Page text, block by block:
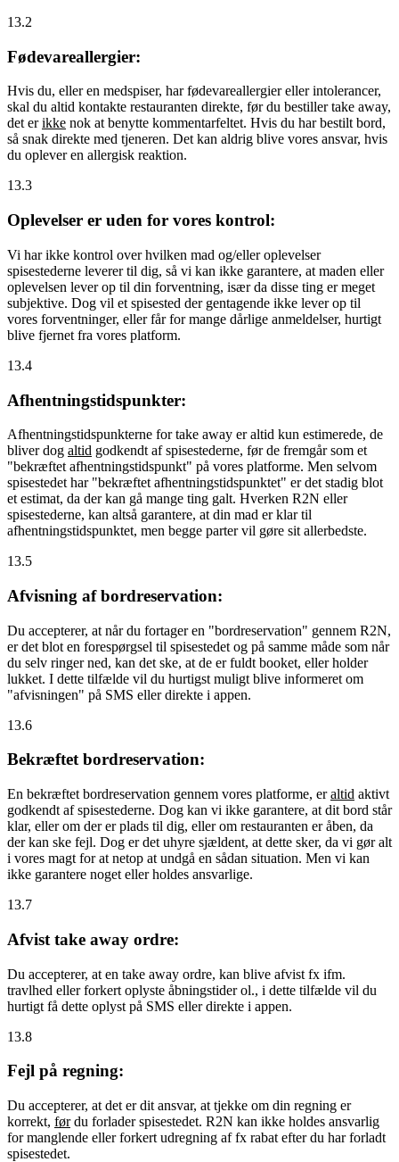
13.2
Fødevareallergier:
Hvis du, eller en medspiser, har fødevareallergier eller intolerancer,
skal du altid kontakte restauranten direkte, før du bestiller take away,
det erikke nok at benytte kommentarfeltet. Hvis du har bestilt bord,
så snak direkte med tjeneren. Det kan aldrig blive vores ansvar, hvis
du oplever en allergisk reaktion.
13.3
Oplevelser er uden for vores kontrol:
Vi har ikke kontrol over hvilken mad og/eller oplevelser
spisestederne leverer til dig, så vi kan ikke garantere, at maden eller
oplevelsen lever op til din forventning, især da disse ting er meget
subjektive. Dog vil et spisested der gentagende ikke lever op til
vores forventninger, eller får for mange dårlige anmeldelser, hurtigt
blive fjernet fra vores platform.
13.4
Afhentningstidspunkter:
Afhentningstidspunkterne for take away er altid kun estimerede, de
bliver dog altid godkendt af spisestederne, før de fremgår som et
"bekræftet afhentningstidspunkt" på vores platforme. Men selvom
spisestedet har "bekræftet afhentningstidspunktet" er det stadig blot
et estimat, da der kan gå mange ting galt. Hverken R2N eller
spisestederne, kan altså garantere, at din mad er klar til
afhentningstidspunktet, men begge parter vil gøre sit allerbedste.
13.5
Afvisning af bordreservation:
Du accepterer, at når du fortager en "bordreservation" gennem R2N,
er det blot en forespørgsel til spisestedet og på samme måde som når
du selv ringer ned, kan det ske, at de er fuldt booket, eller holder
lukket. I dette tilfælde vil du hurtigst muligt blive informeret om
"afvisningen" på SMS eller direkte i appen.
13.6
Bekræftet bordreservation:
En bekræftet bordreservation gennem vores platforme, eraltid aktivt
godkendt af spisestederne. Dog kan vi ikke garantere, at dit bord står
klar, eller om der er plads til dig, eller om restauranten er åben, da
der kan ske fejl. Dog er det uhyre sjældent, at dette sker, da vi gør alt
i vores magt for at netop at undgå en sådan situation. Men vi kan
ikke garantere noget eller holdes ansvarlige.
13.7
Afvist take away ordre:
Du accepterer, at en take away ordre, kan blive afvist fx ifm.
travlhed eller forkert oplyste åbningstider ol., i dette tilfælde vil du
hurtigt få dette oplyst på SMS eller direkte i appen.
13.8
Fejl på regning:
Du accepterer, at det er dit ansvar, at tjekke om din regning er
korrekt, førdu forlader spisestedet. R2N kan ikke holdes ansvarlig
for manglende eller forkert udregning af fx rabat efter du har forladt
spisestedet.